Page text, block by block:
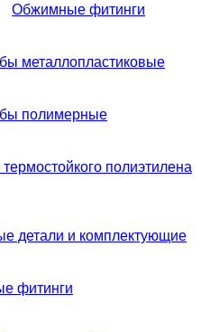
Обжимные фитинги
металлопластиковые
полимерные
полиэтилена
детали и комплектующие
фитинги